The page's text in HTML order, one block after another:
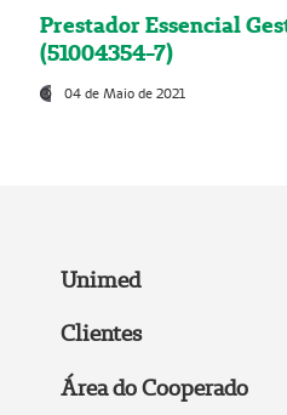
Prestador Essencial
(51004354-7)
04 de Maio de 2021
Unimed
Clientes
Área do Cooperado